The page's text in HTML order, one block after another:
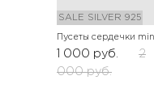
SALE SILVER 925
Пусеты сердечки
1 000 руб.
2
000 руб.